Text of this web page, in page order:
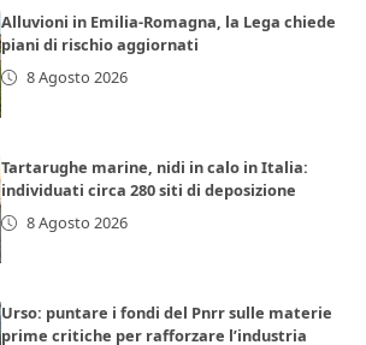
Alluvioni in Emilia-Romagna, la Lega chiede
piani di rischio aggiornati
8 Agosto 2026
Tartarughe marine, nidi in calo in Italia:
individuati circa 280 siti di deposizione
8 Agosto 2026
Urso: puntare i fondi del Pnrr sulle materie
prime critiche per rafforzare l’industria